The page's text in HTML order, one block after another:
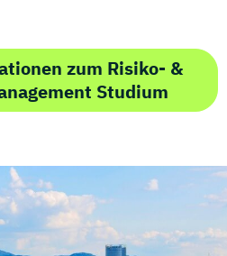
zum Risiko- &
Studium